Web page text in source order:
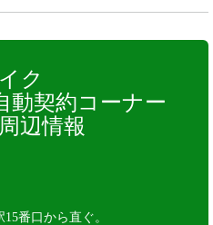
ク
動契約コーナー
辺情報
番口から直ぐ。